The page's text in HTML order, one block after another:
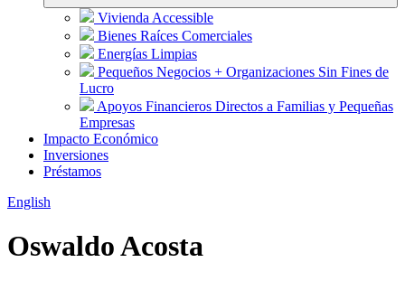
Vivienda Accessible
Bienes Raíces Comerciales
Energías Limpias
Pequeños Negocios + Organizaciones Sin Fines de
Lucro
Apoyos Financieros Directos a Familias y Pequeñas
Empresas
Impacto Económico
Inversiones
Préstamos
English
Oswaldo Acosta